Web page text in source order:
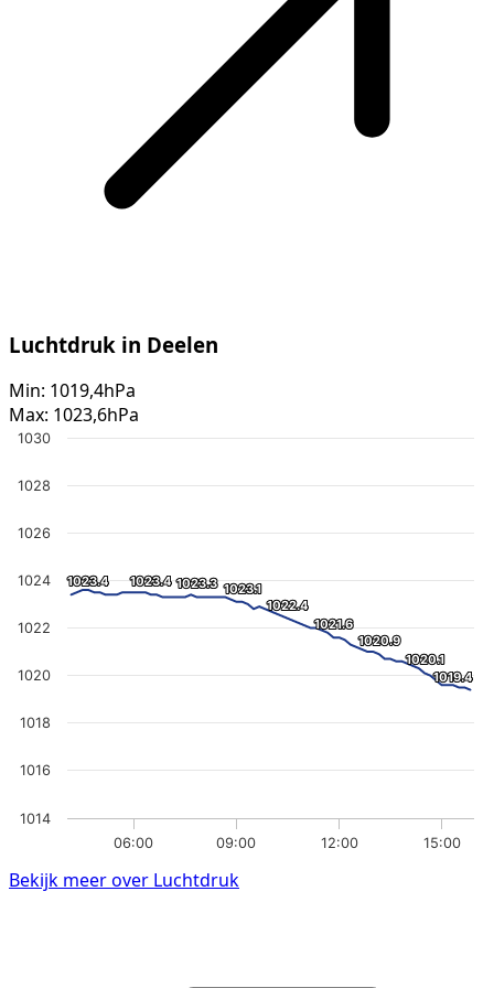
Luchtdruk in Deelen
Min: 1019,4hPa
Max: 1023,6hPa
1023.4
1023.4 1023.4
1023.4 1023.3
1023.3 1023.1
1023.1
1022.4
1022.4
1021.6
1021.6
1020.9
1020.9
1020.1
1020.1
1019.4
1019.4
06:00 09:00 12:00 15:00
1014
1016
1018
1020
1022
1024
1026
1028
1030
Bekijk meer over Luchtdruk